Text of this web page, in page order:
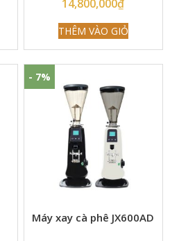
14,800,000₫
THÊM VÀO GIỎ
- 7%
Máy xay cà phê JX600AD